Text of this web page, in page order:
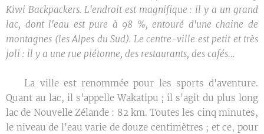
Kiwi Backpackers. L'endroit est magnifique : il y a un grand
lac, dont l'eau est pure à 98 %, entouré d'une chaine de
montagnes (les Alpes du Sud). Le centre-ville est petit et très
joli : il y a une rue piétonne, des restaurants, des cafés…
🌿 La ville est renommée pour les sports d'aventure.
Quant au lac, il s'appelle Wakatipu ; il s'agit du plus long
lac de Nouvelle Zélande : 82 km. Toutes les cinq minutes,
le niveau de l'eau varie de douze centimètres ; et ce, pour